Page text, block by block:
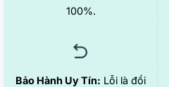
100%.
Bảo Hành Uy Tín: Lỗi là đổi